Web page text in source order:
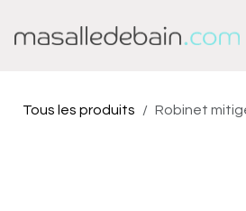
Tous les produits Robinet